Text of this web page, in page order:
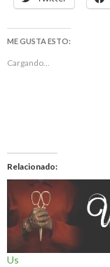
ME GUSTA ESTO:
Cargando...
Relacionado
Us